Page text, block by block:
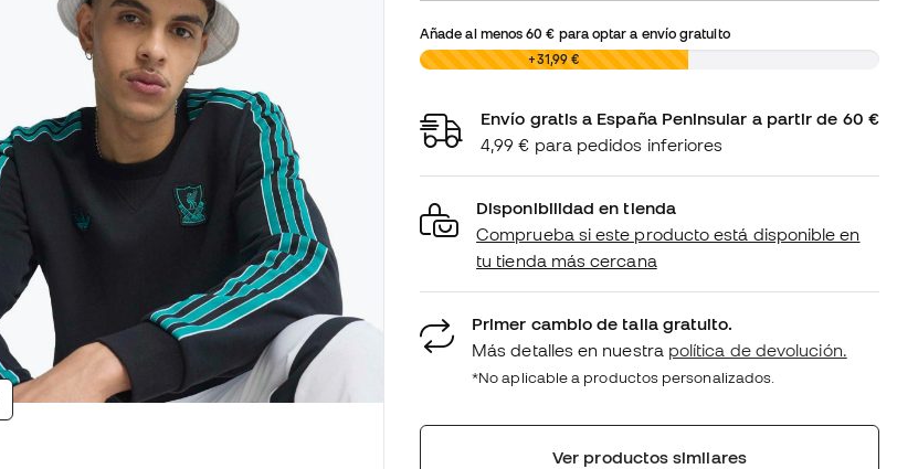
Añade al menos60 € para optar a envío gratuito
0,00 € +31,99 €
Envío gratis a España Peninsular a partir de 60 €
4,99 € para pedidos inferiores
Disponibilidad en tienda
Comprueba si este producto está disponible en
tu tienda más cercana
Primer cambio de talla gratuito.
Más detalles en nuestra política de devolución.
*No aplicable a productos personalizados.
Ver productos similares